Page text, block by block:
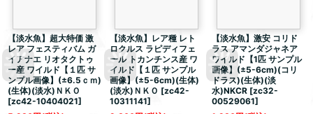
【淡水魚】 超大特価 激
レア フェスティバム ガ
イアナエ リオタクトゥ
ー産 ワイルド【１匹 サ
ンプル画像】(±6.5ｃｍ)
(生体)(淡水)ＮＫＯ
[zc42-10404021]
【淡水魚】レア種 レト
ロクルス ラピディフェ
ール トカンチンス産 ワ
イルド【１匹 サンプル
画像】(±5-6cm)(生体)
(淡水)ＮＫＯ [zc42-
10311141]
【淡水魚】激安 コリド
ラス アマンダジャネア
ワイルド【1匹 サンプル
画像】(±5-6cm)(コリ
ドラス)(生体)(淡
水)NKCR [zc32-
00529061]